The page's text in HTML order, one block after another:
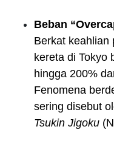
Beban
Berkat keahlian
kereta di Tokyo
hingga 200%
Fenomena
sering disebut
Tsukin Jigoku